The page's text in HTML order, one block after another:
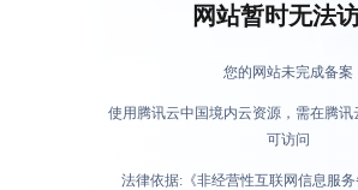
网站暂时无法
您的网站未完成备案
使用腾讯云中国境内云资源，需在腾
可访问
法律依据:《非经营性互联网信息服务